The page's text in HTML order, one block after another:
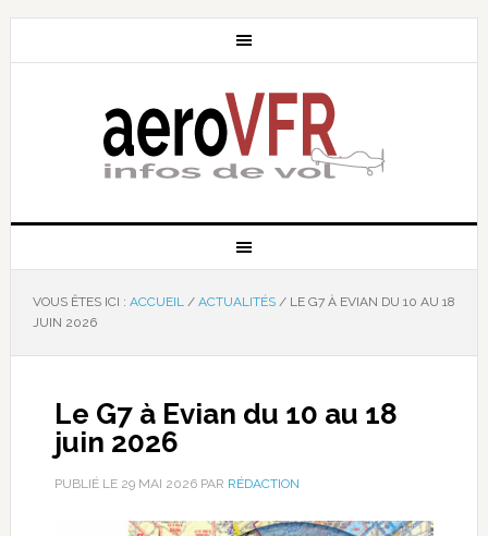
VOUS ÊTES ICI : ACCUEIL / ACTUALITÉS /LE G7 À EVIAN DU 10 AU 18
JUIN 2026
Le G7 à Evian du 10 au 18
juin 2026
PUBLIÉ LE 29 MAI 2026PAR RÉDACTION